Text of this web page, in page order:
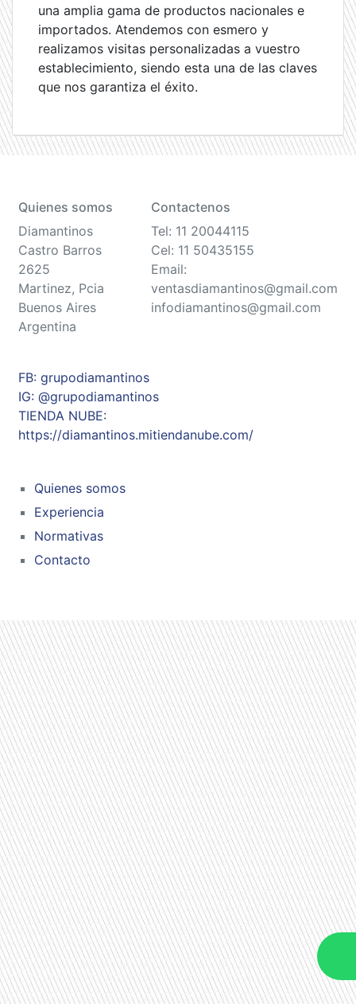
una amplia gama de productos nacionales e
importados. Atendemos con esmero y
realizamos visitas personalizadas a vuestro
establecimiento, siendo esta una de las claves
que nos garantiza el éxito.
Quienes somos
Diamantinos
Castro Barros
2625
Martinez, Pcia
Buenos Aires
Argentina
Contactenos
Tel: 11 20044115
Cel: 11 50435155
Email:
ventasdiamantinos@gmail.com
infodiamantinos@gmail.com
FB: grupodiamantinos
IG: @grupodiamantinos
TIENDA NUBE:
https://diamantinos.mitiendanube.com/
Quienes somos
Experiencia
Normativas
Contacto